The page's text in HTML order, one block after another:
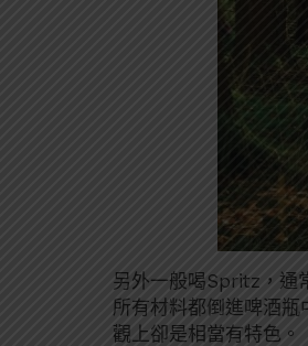
另外一般喝Spritz，通
所有材料都倒進啤酒
觀上卻是相當有特色。